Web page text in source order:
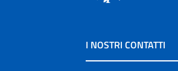
I NOSTRI CONTATTI